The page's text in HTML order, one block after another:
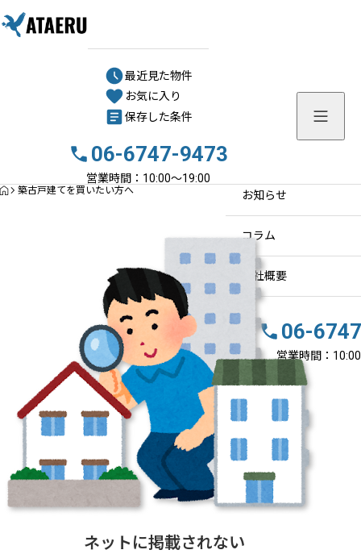
保存した条件
お知らせ
コラム
会社概要
06-
営業時間：
最近見た物件
お気に入り
保存した条件
06-6747-9473
営業時間：10:00〜19:00
HOME
築古戸建てを買いたい方へ
ネットに掲載されない